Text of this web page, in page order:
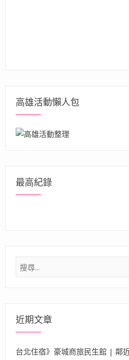
高雄活動懶人包
最高紀錄
搜
尋
近期文章
台北住宿》豪城商旅民生館 | 鄰